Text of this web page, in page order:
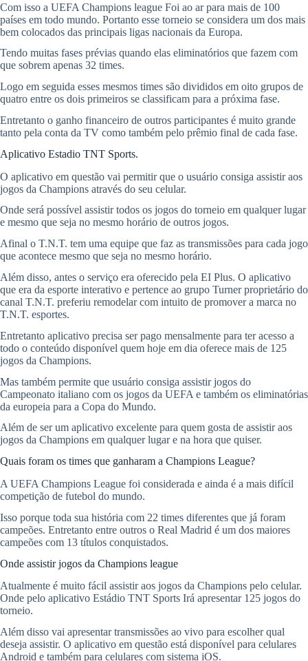
Com isso a UEFA Champions league Foi ao ar para mais de 100
países em todo mundo. Portanto esse torneio se considera um dos mais
bem colocados das principais ligas nacionais da Europa.
Tendo muitas fases prévias quando elas eliminatórios que fazem com
que sobrem apenas 32 times.
Logo em seguida esses mesmos times são divididos em oito grupos de
quatro entre os dois primeiros se classificam para a próxima fase.
Entretanto o ganho financeiro de outros participantes é muito grande
tanto pela conta da TV como também pelo prêmio final de cada fase.
Aplicativo Estadio TNT Sports.
O aplicativo em questão vai permitir que o usuário consiga assistir aos
jogos da Champions através do seu celular.
Onde será possível assistir todos os jogos do torneio em qualquer lugar
e mesmo que seja no mesmo horário de outros jogos.
Afinal o T.N.T. tem uma equipe que faz as transmissões para cada jogo
que acontece mesmo que seja no mesmo horário.
Além disso, antes o serviço era oferecido pela EI Plus. O aplicativo
que era da esporte interativo e pertence ao grupo Turner proprietário do
canal T.N.T. preferiu remodelar com intuito de promover a marca no
T.N.T. esportes.
Entretanto aplicativo precisa ser pago mensalmente para ter acesso a
todo o conteúdo disponível quem hoje em dia oferece mais de 125
jogos da Champions.
Mas também permite que usuário consiga assistir jogos do
Campeonato italiano com os jogos da UEFA e também os eliminatórias
da europeia para a Copa do Mundo.
Além de ser um aplicativo excelente para quem gosta de assistir aos
jogos da Champions em qualquer lugar e na hora que quiser.
Quais foram os times que ganharam a Champions League?
A UEFA Champions League foi considerada e ainda é a mais difícil
competição de futebol do mundo.
Isso porque toda sua história com 22 times diferentes que já foram
campeões. Entretanto entre outros o Real Madrid é um dos maiores
campeões com 13 títulos conquistados.
Onde assistir jogos da Champions league
Atualmente é muito fácil assistir aos jogos da Champions pelo celular.
Onde pelo aplicativo Estádio TNT Sports Irá apresentar 125 jogos do
torneio.
Além disso vai apresentar transmissões ao vivo para escolher qual
deseja assistir. O aplicativo em questão está disponível para celulares
Android e também para celulares com sistema iOS.